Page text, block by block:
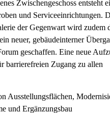
Zwischengeschoss entsteht
und Serviceeinrichtungen.
der Gegenwart wird zudem
neuer, gebäudeinterner
geschaffen. Eine neue
barrierefreien Zugang zu allen
Ausstellungsflächen,
und Ergänzungsbau